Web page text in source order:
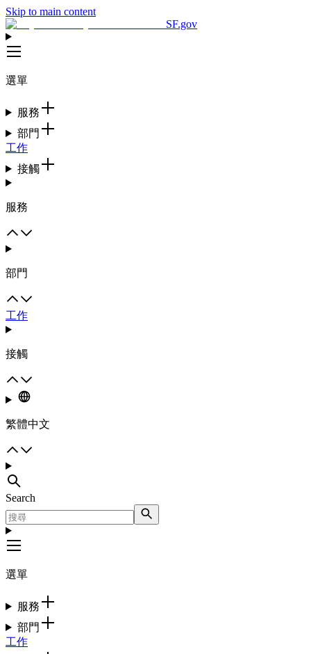
Skip to main content
SF.gov
選單
服務
部門
工作
接觸
服務
部門
工作
接觸
繁體中文
Search
選單
服務
部門
工作